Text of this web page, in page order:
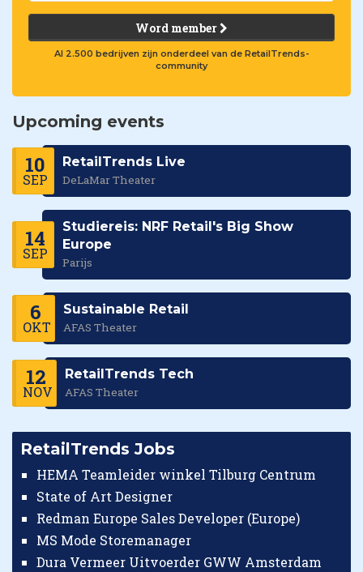
Word member
Al 2.500 bedrijven zijn onderdeel van de RetailTrends-
community
Upcoming events
10
SEP
RetailTrends Live
DeLaMar Theater
14
SEP
Studiereis: NRF Retail's Big Show
Europe
Parijs
6
OKT
Sustainable Retail
AFAS Theater
12
NOV
RetailTrends Tech
AFAS Theater
RetailTrends Jobs
HEMA Teamleider winkel Tilburg Centrum
State of Art Designer
Redman Europe Sales Developer (Europe)
MS Mode Storemanager
Dura Vermeer Uitvoerder GWW Amsterdam